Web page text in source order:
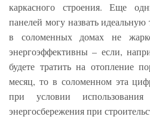
каркасного строения. Еще
панелей могу назвать
в соломенных домах не
энергоэффективны – если,
будете тратить на отопление
месяц, то в соломенном эта
при условии использования
энергосбережения при